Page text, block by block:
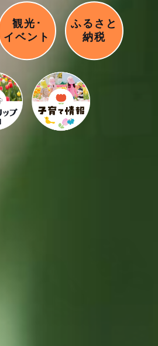
観光･
イベント
ふるさと
納税